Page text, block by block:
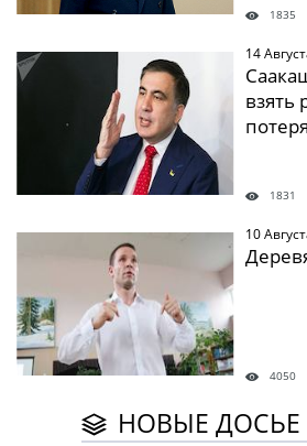
1835
" /> 14
взять
1831
10
4050
НОВЫЕ ДОСЬЕ